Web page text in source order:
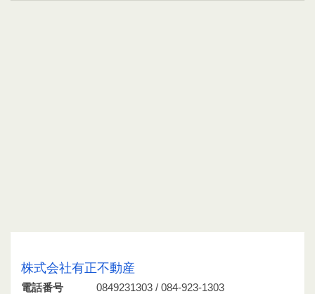
株式会社有正不動産
電話番号
0849231303 / 084-923-1303